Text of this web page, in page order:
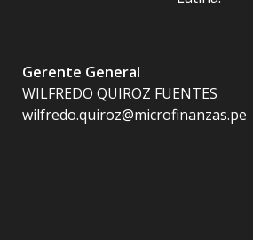
Gerente General
WILFREDO QUIROZ FUENTES
wilfredo.quiroz@microfinanzas.pe